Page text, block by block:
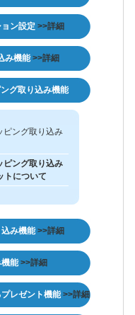
ン設定 >>詳細
み機能>>詳細
グ取り込み機能
ピング取り込み
ピング取り込み
トについて
込み機能>>詳細
機能>>詳細
レゼント機能>>詳細